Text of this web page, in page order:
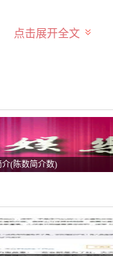
起到很好的美白
点击展开全文
介(陈数简介数)